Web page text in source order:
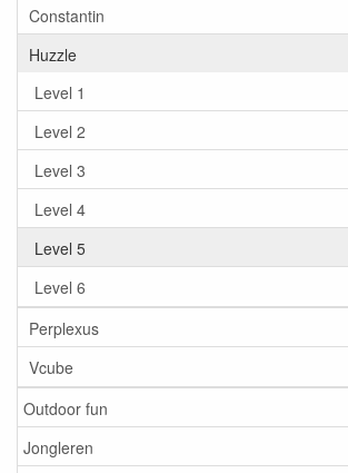
Constantin
Huzzle
Level 1
Level 2
Level 3
Level 4
Level 5
Level 6
Perplexus
Vcube
Outdoor fun
Jongleren